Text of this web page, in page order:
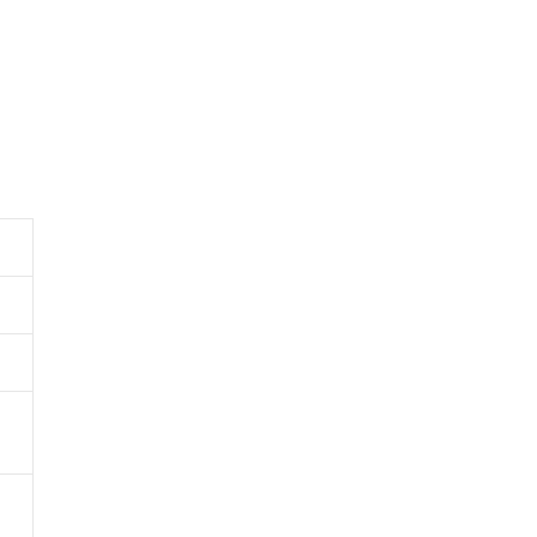
させていただ
をご了承くださ
御機器販売店・
ようお願いしま
にご登録され
ず変更すること
) : 1000ppm、
ない年数を意
貨物等」とい
これらの製造装
通知します。
、取り引きをい
ムロン制御